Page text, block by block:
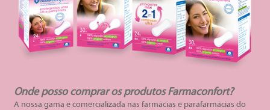
Onde posso comprar os produtos Farmaconfort?
A nossa gama é comercializada nas farmácias e parafarmácias do